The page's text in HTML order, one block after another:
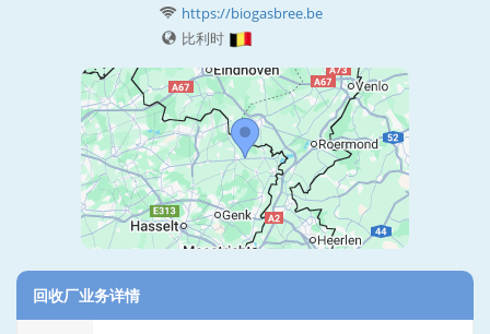
https://biogasbree.be
比利时
回收厂业务详情